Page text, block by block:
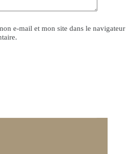
e-mail et mon site dans le navigateur